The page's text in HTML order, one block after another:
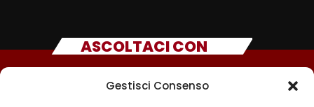
Gestisci Consenso
ASCOLTACI CON